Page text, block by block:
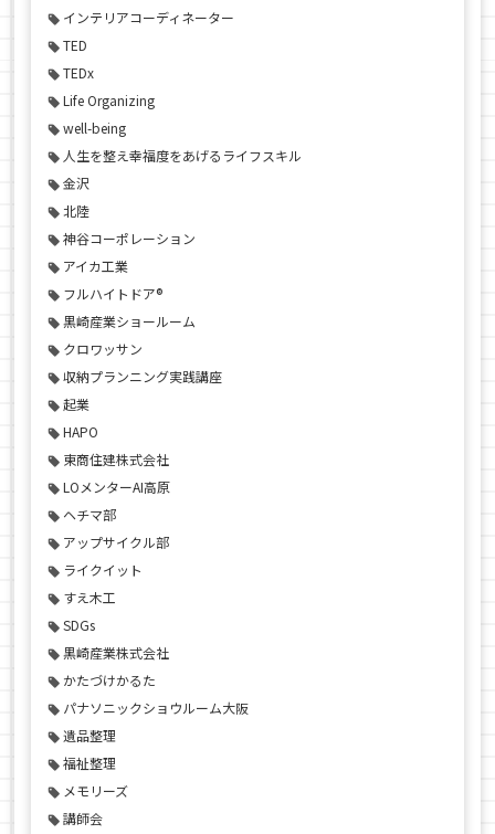
インテリアコーディネーター
TED
TEDx
Life Organizing
well-being
人生を整え幸福度をあげるライフスキル
金沢
北陸
神谷コーポレーション
アイカ工業
フルハイトドア®
黒崎産業ショールーム
クロワッサン
収納プランニング実践講座
起業
HAPO
東商住建株式会社
LOメンターAI高原
ヘチマ部
アップサイクル部
ライクイット
すえ木工
SDGs
黒崎産業株式会社
かたづけかるた
パナソニックショウルーム大阪
遺品整理
福祉整理
メモリーズ
講師会